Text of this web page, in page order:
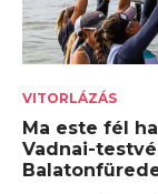
VITORLÁZÁS
Ma este fél
Vadnai-